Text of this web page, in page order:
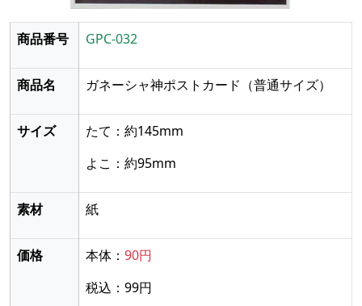
商品番号 GPC-032
商品名 ガネーシャ神ポストカード （普通サイズ）
サイズ
たて：約145mm
よこ：約95mm
素材 紙
価格 本体： 90円
税込：99円